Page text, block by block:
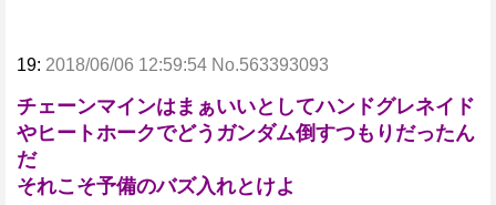
19: 2018/06/06 12:59:54 No.563393093
チェーンマインはまぁいいとしてハンドグレネイド
やヒートホークでどうガンダム倒すつもりだったん
だ
それこそ予備のバズ入れとけよ